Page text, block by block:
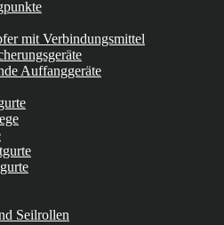
mit Verbindungsmittel
Auffanggeräte
Seilrollen